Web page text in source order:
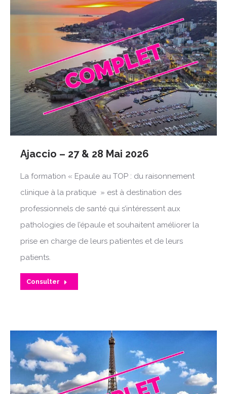
Ajaccio – 27 & 28 Mai 2026
La formation « Epaule au TOP : du raisonnement
clinique à la pratique » est à destination des
professionnels de santé qui s’intéressent aux
pathologies de l’épaule et souhaitent améliorer la
prise en charge de leurs patientes et de leurs
patients.
Consulter